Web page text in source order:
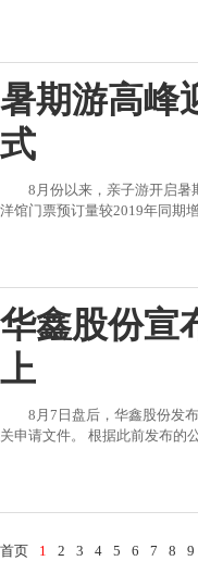
暑期游高峰
式
8月份以来，亲子游开启暑
洋馆门票预订量较2019年同期
华鑫股份宣
上
8月7日盘后，华鑫股份发
关申请文件。 根据此前发布的
首页 1 2 3 4 5 6 7 8 9